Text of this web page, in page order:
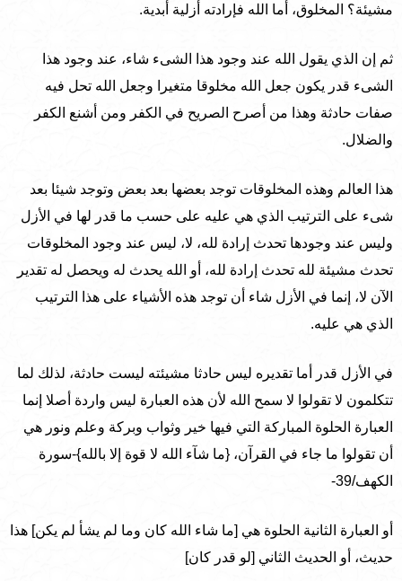
مشيئة؟ المخلوق، أما الله فإرادته أزلية أبدية.
ثم إن الذي يقول الله عند وجود هذا الشىء شاء، عند وجود هذا
الشىء قدر يكون جعل الله مخلوقا متغيرا وجعل الله تحل فيه
صفات حادثة وهذا من أصرح الصريح في الكفر ومن أشنع الكفر
والضلال.
هذا العالم وهذه المخلوقات توجد بعضها بعد بعض وتوجد شيئا بعد
شىء على الترتيب الذي هي عليه على حسب ما قدر لها في الأزل
وليس عند وجودها تحدث إرادة لله، لا، ليس عند وجود المخلوقات
تحدث مشيئة لله تحدث إرادة لله، أو الله يحدث له ويحصل له تقدير
الآن لا، إنما في الأزل شاء أن توجد هذه الأشياء على هذا الترتيب
الذي هي عليه.
في الأزل قدر أما تقديره ليس حادثا مشيئته ليست حادثة، لذلك لما
تتكلمون لا تقولوا لا سمح الله لأن هذه العبارة ليس واردة أصلا إنما
العبارة الحلوة المباركة التي فيها خير وثواب وبركة وعلم ونور هي
أن تقولوا ما جاء في القرآن، {ما شآء الله لا قوة إلا بالله}-سورة
الكهف/39-
أو العبارة الثانية الحلوة هي [ما شاء الله كان وما لم يشأ لم يكن] هذا
حديث، أو الحديث الثاني [لو قدر كان]